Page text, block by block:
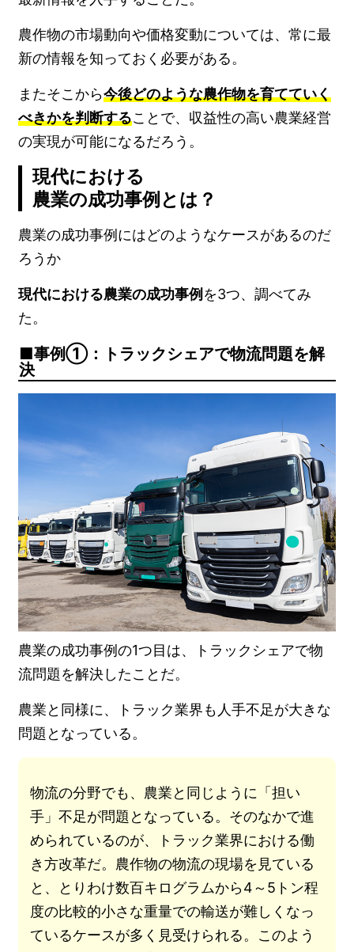
農作物の市場動向や価格変動については、常に最
新の情報を知っておく必要がある。
またそこから今後どのような農作物を育てていく
べきかを判断することで、収益性の高い農業経営
の実現が可能になるだろう。
現代における
農業の成功事例とは？
農業の成功事例にはどのようなケースがあるのだ
ろうか
現代における農業の成功事例 を3つ、調べてみ
た。
事例①：トラックシェアで物流問題を解
決
農業の成功事例の1つ目は、トラックシェアで物
流問題を解決したことだ。
農業と同様に、トラック業界も人手不足が大きな
問題となっている。
物流の分野でも、農業と同じように「担い
手」不足が問題となっている。そのなかで進
められているのが、トラック業界における働
き方改革だ。農作物の物流の現場を見ている
と、とりわけ数百キログラムから4～5トン程
度の比較的小さな重量での輸送が難しくなっ
ているケースが多く見受けられる。このよう